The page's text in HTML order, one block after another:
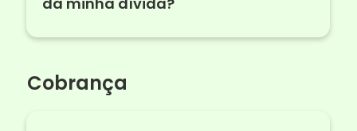
Cobrança